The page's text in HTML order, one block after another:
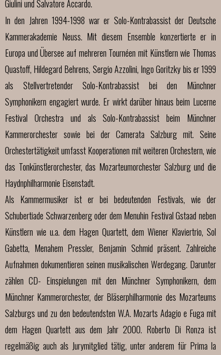
Giulini und Salvatore Accardo.
In den Jahren 1994-1998 war er Solo-Kontrabassist der Deutsche
Kammerakademie Neuss. Mit diesem Ensemble konzertierte er in
Europa und Übersee auf mehreren Tournéen mit Künstlern wie Thomas
Quastoff, Hildegard Behrens, Sergio Azzolini, Ingo Goritzky bis er 1999
als Stellvertretender Solo-Kontrabassist bei den Münchner
Symphonikern engagiert wurde. Er wirkt darüber hinaus beim Lucerne
Festival Orchestra und als Solo-Kontrabassist beim Münchner
Kammerorchester sowie bei der Camerata Salzburg mit. Seine
Orchestertätigkeit umfasst Kooperationen mit weiteren Orchestern, wie
das Tonkünstlerorchester, das Mozarteumorchester Salzburg und die
Haydnphilharmonie Eisenstadt.
Als Kammermusiker ist er bei bedeutenden Festivals, wie der
Schubertiade Schwarzenbergoder dem Menuhin Festival Gstaad neben
Künstlern wie u.a. dem Hagen Quartett, dem Wiener Klaviertrio, Sol
Gabetta, Menahem Pressler, Benjamin Schmid präsent. Zahlreiche
Aufnahmen dokumentieren seinen musikalischen Werdegang. Darunter
zählen CD- Einspielungen mit den Münchner Symphonikern, dem
Münchner Kammerorchester, der Bläserphilharmonie des Mozarteums
Salzburgs und zu den bedeutendsten W.A. MozartsAdagio e Fuga mit
dem Hagen Quartett aus dem Jahr 2000. Roberto Di Ronza ist
regelmäßig auch als Jurymitglied tätig, unter anderem für Prima la